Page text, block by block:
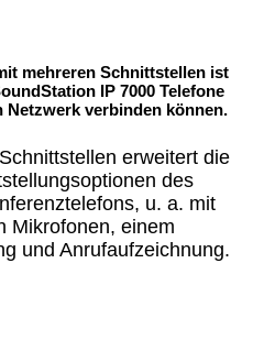
mehreren Schnittstellen ist
IP 7000 Telefone
verbinden können.
erweitert die
des
u. a. mit
Mikrofonen, einem
und Anrufaufzeichnung.